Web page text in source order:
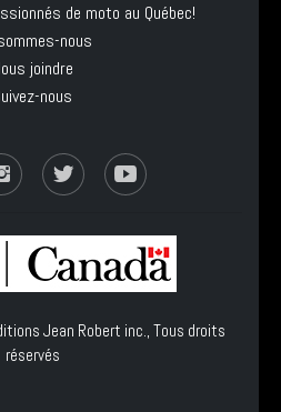
de moto au Québec!
nous
joindre
nous
Jean Robert inc., Tous droits
réservés